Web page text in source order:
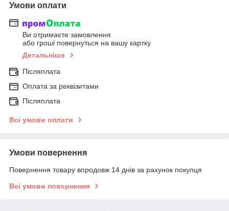
Умови оплати
Ви отримаєте замовлення
або гроші повернуться на вашу картку
Детальніше
Післяплата
Оплата за реквізитами
Післяплата
Всі умови оплати
Умови повернення
Повернення товару впродовж 14 днів за рахунок покупця
Всі умови повернення